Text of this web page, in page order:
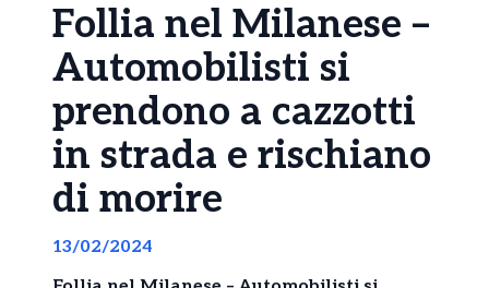
Follia nel Milanese –
Automobilisti si
prendono a cazzotti
in strada e rischiano
di morire
13/02/2024